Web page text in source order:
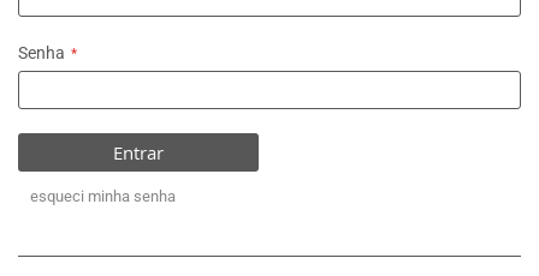
Senha
Entrar
esqueci minha senha